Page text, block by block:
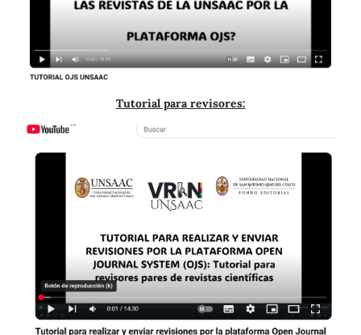
Tutorial para revisores: